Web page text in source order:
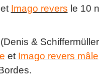
et Imago revers le 10
(Denis &
et Imago revers mâle